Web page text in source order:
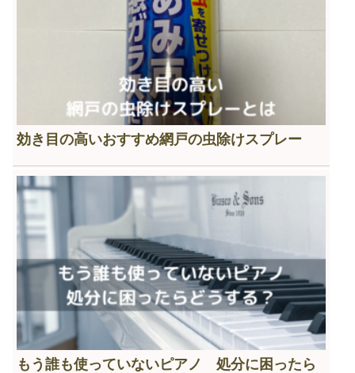
効き目の高いおすすめ網戸の虫除けスプレー
もう誰も使っていないピアノ 処分に困ったら